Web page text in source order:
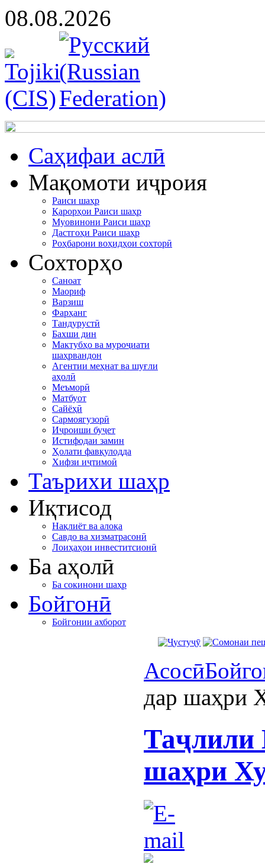
08.08.2026
Cаҳифаи аслӣ
Мақомоти иҷроия
Раиси шаҳр
Қарорҳои Раиси шаҳр
Муовинони Раиси шаҳр
Дастгоҳи Раиси шаҳр
Роҳбарони воҳидҳои сохторӣ
Сохторҳо
Саноат
Маориф
Варзиш
Фарҳанг
Тандурустӣ
Бахши дин
Мактубҳо ва муроҷиати
шаҳрвандон
Агентии меҳнат ва шуғли
аҳолӣ
Меъморӣ
Матбуот
Сайёҳӣ
Сармоягузорӣ
Иҷроиши буҷет
Истифодаи замин
Ҳолати фавқулодда
Хифзи иҷтимоӣ
Таърихи шаҳр
Иқтисод
Нақлиёт ва алоқа
Савдо ва хизматрасонӣ
Лоиҳаҳои инвеститсионӣ
Ба аҳолӣ
Ба сокинони шаҳр
Бойгонӣ
Бойгонии ахборот
Асосӣ
дар шаҳри
Таҷлили
шаҳри